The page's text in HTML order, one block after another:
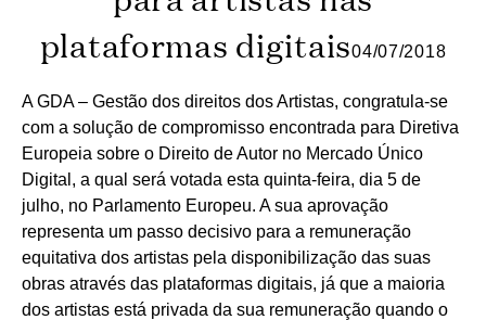
plataformas digitais04/07/2018
A GDA – Gestão dos direitos dos Artistas, congratula-se
com a solução de compromisso encontrada para Diretiva
Europeia sobre o Direito de Autor no Mercado Único
Digital, a qual será votada esta quinta-feira, dia 5 de
julho, no Parlamento Europeu. A sua aprovação
representa um passo decisivo para a remuneração
equitativa dos artistas pela disponibilização das suas
obras através das plataformas digitais, já que a maioria
dos artistas está privada da sua remuneração quando o